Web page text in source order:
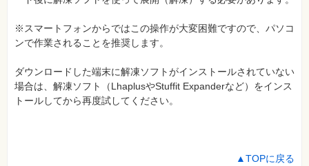
※スマートフォンからではこの操作が大変困難ですので、パソコ
ンで作業されることを推奨します。
ダウンロードした端末に解凍ソフトがインストールされていない
場合は、解凍ソフト（LhaplusやStuffit Expanderなど）をインス
トールしてから再度試してください。
▲TOPに戻る